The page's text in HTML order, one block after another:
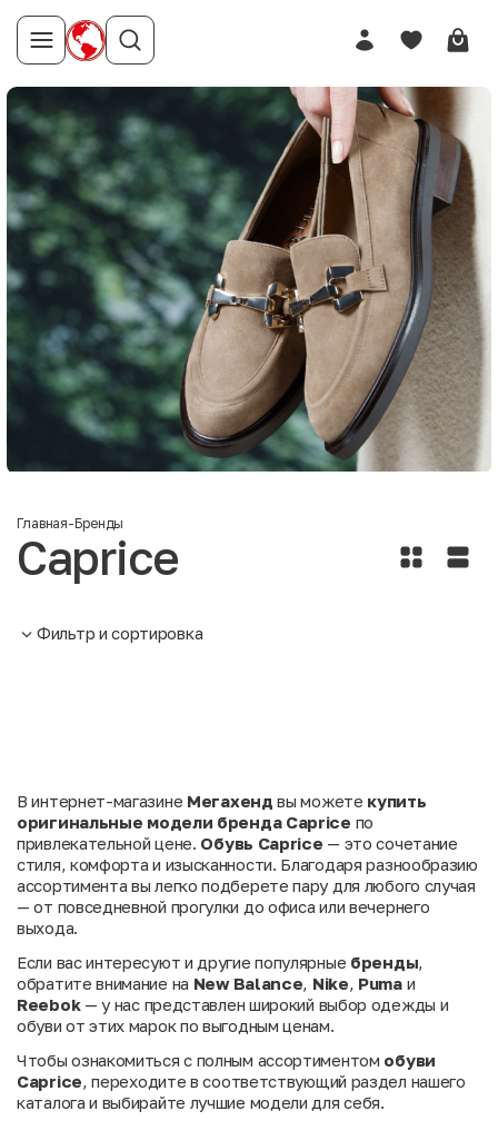
Главная-Бренды
Caprice
Фильтр и сортировка
В интернет-магазине Мегахенд вы можете купить
оригинальные модели бренда Caprice по
привлекательной цене. Обувь Caprice — это сочетание
стиля, комфорта и изысканности. Благодаря разнообразию
ассортимента вы легко подберете пару для любого случая
— от повседневной прогулки до офиса или вечернего
выхода.
Если вас интересуют и другие популярные бренды,
обратите внимание на New Balance, Nike, Pumaи
Reebok— у нас представлен широкий выбор одежды и
обуви от этих марок по выгодным ценам.
Чтобы ознакомиться с полным ассортиментом обуви
Caprice, переходите в соответствующий раздел нашего
каталога и выбирайте лучшие модели для себя.